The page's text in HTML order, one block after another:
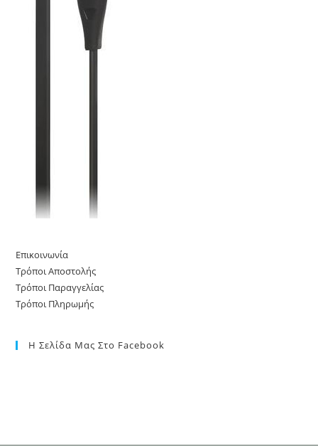
Επικοινωνία
Τρόποι Αποστολής
Τρόποι Παραγγελίας
Τρόποι Πληρωμής
Η Σελίδα Μας Στο Facebook